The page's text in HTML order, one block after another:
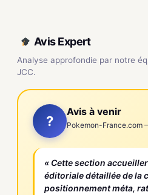
Avis Expert
Analyse approfondie par notre
JCC.
?
Avis à venir
Pokemon-France.com
« Cette section
éditoriale détaillée de la
positionnement méta,